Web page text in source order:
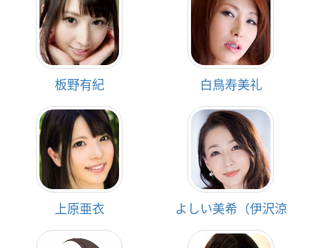
板野有紀 白鳥寿美礼
上原亜衣
よしい美希（伊沢涼